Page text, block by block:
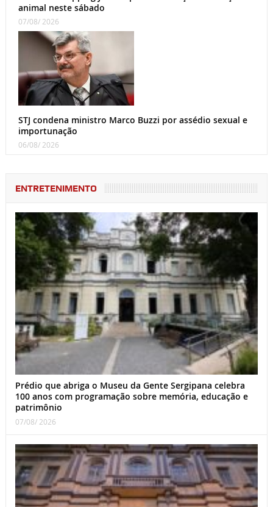
animal neste sábado
07/08/ 2026
STJ condena ministro Marco Buzzi por assédio sexual e
importunação
06/08/ 2026
ENTRETENIMENTO
Prédio que abriga o Museu da Gente Sergipana celebra
100 anos com programação sobre memória, educação e
patrimônio
07/08/ 2026